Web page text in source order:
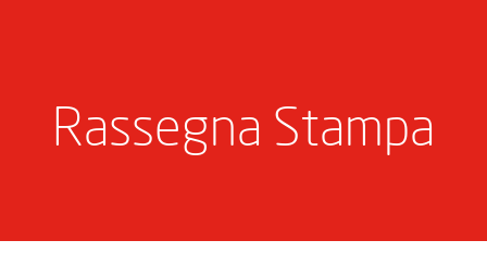
Rassegna Stampa